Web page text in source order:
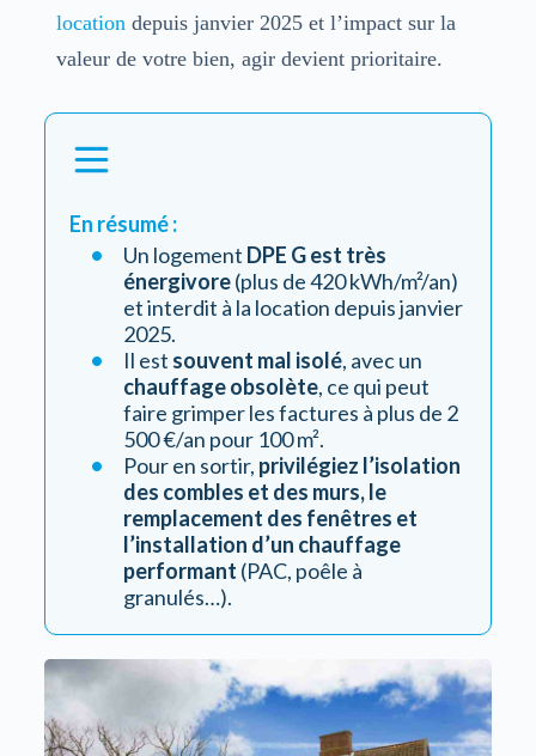
locationdepuis janvier 2025 et l’impact sur la
valeur de votre bien, agir devient prioritaire.
En résumé :
Un logement DPE G est très
énergivore(plus de 420 kWh/m²/an)
et interdit à la location depuis janvier
2025.
Il est souvent mal isolé, avec un
chauffage obsolète, ce qui peut
faire grimper les factures à plus de 2
500 €/an pour 100 m².
Pour en sortir, privilégiez l’isolation
des combles et des murs, le
remplacement des fenêtres et
l’installation d’un chauffage
performant (PAC, poêle à
granulés…).